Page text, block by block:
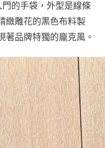
的手袋，外型是線條
緻雕花的黑色布料製
著品牌特獨的龐克風。